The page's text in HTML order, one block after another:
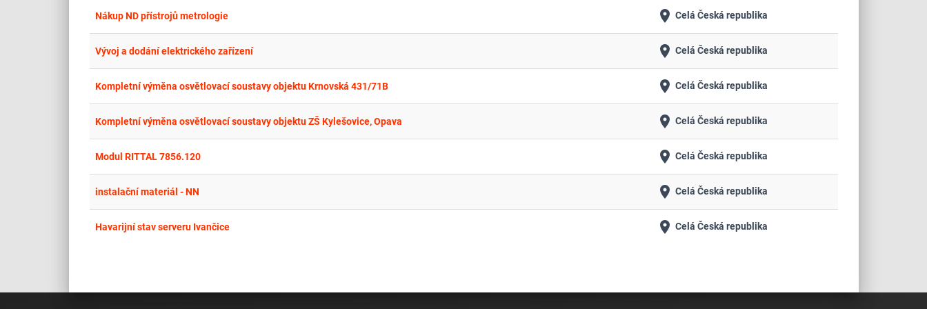
Nákup ND přístrojů metrologie place Celá Česká republika
Vývoj a dodání elektrického zařízení place Celá Česká republika
Kompletní výměna osvětlovací soustavy objektu Krnovská 431/71B place Celá Česká republika
Kompletní výměna osvětlovací soustavy objektu ZŠ Kylešovice, Opava place Celá Česká republika
Modul RITTAL 7856.120 place Celá Česká republika
instalační materiál - NN place Celá Česká republika
Havarijní stav serveru Ivančice place Celá Česká republika